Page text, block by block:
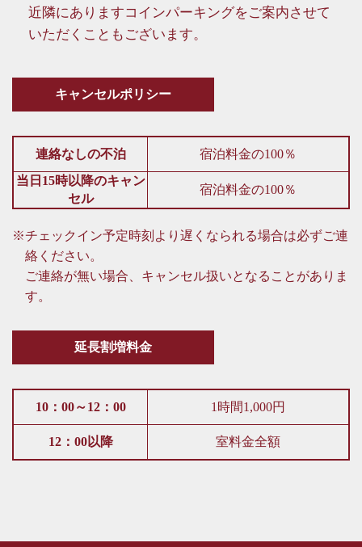
近隣にありますコインパーキングをご案内させて
いただくこともございます。
キャンセルポリシー
連絡なしの不泊
宿泊料金の100％
当日15時以降のキャン
セル
宿泊料金の100％
※チェックイン予定時刻より遅くなられる場合は必ずご連
絡ください。
ご連絡が無い場合、キャンセル扱いとなることがありま
す。
延長割増料金
10：00～12：00 1時間1,000円
12：00以降 室料金全額